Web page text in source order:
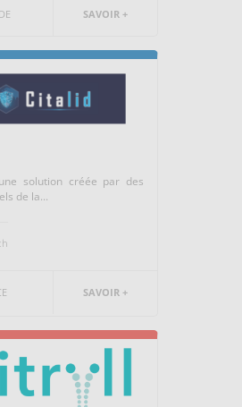
SAVOIR +
solution créée par des
de la...
SAVOIR +